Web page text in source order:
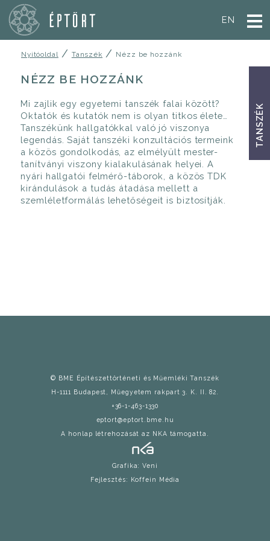
EN
TANSZÉK
Nyitóoldal / Tanszék / Nézz be hozzánk
NÉZZ BE HOZZÁNK
Mi zajlik egy egyetemi tanszék falai között?
Oktatók és kutatók nem is olyan titkos élete…
Tanszékünk hallgatókkal való jó viszonya
legendás. Saját tanszéki konzultációs termeink
a közös gondolkodás, az elmélyült mester-
tanítványi viszony kialakulásának helyei. A
nyári hallgatói felmérő-táborok, a közös TDK
kirándulások a tudás átadása mellett a
szemléletformálás lehetőségeit is biztosítják.
© BME Építészettörténeti és Műemléki Tanszék
H-1111 Budapest, Mũegyetem rakpart 3. K. II. 82.
+36-1-463-1330
eptort@eptort.bme.hu
A honlap létrehozását az NKA támogatta.
Grafika: Veni
Fejlesztés: Koffein Média